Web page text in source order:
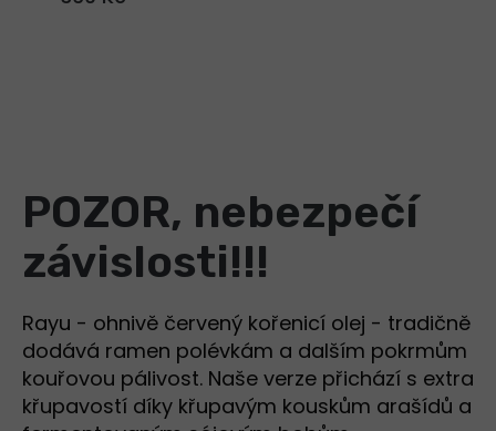
POZOR, nebezpečí
závislosti!!!
Rayu - ohnivě červený kořenicí olej - tradičně
dodává ramen polévkám a dalším pokrmům
kouřovou pálivost. Naše verze přichází s extra
křupavostí díky křupavým kouskům arašídů a